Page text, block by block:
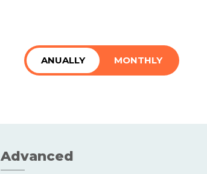
ANUALLY MONTHLY
Advanced